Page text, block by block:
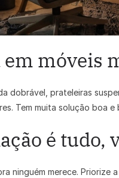
em móveis
dobrável, prateleiras
Tem muita solução boa
é tudo,
ninguém merece. Priorize